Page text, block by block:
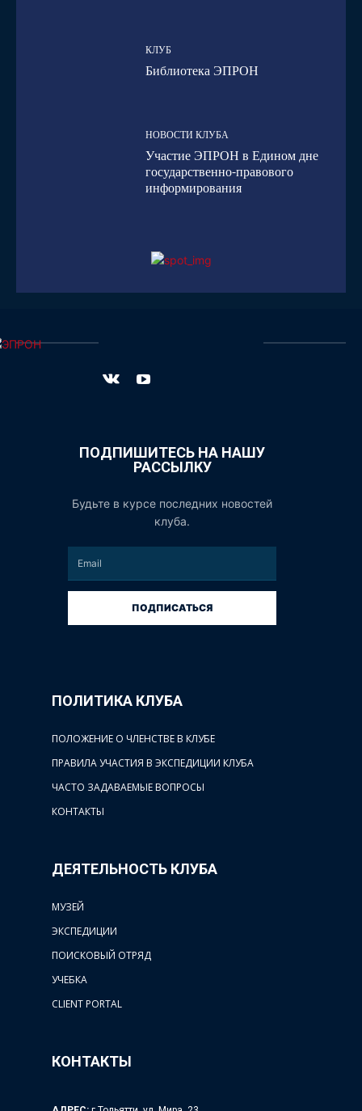
КЛУБ
Библиотека ЭПРОН
НОВОСТИ КЛУБА
Участие ЭПРОН в Едином дне
государственно-правового
информирования
ПОДПИШИТЕСЬ НА НАШУ
РАССЫЛКУ
Будьте в курсе последних новостей
клуба.
ПОДПИСАТЬСЯ
ПОЛИТИКА КЛУБА
ПОЛОЖЕНИЕ О ЧЛЕНСТВЕ В КЛУБЕ
ПРАВИЛА УЧАСТИЯ В ЭКСПЕДИЦИИ КЛУБА
ЧАСТО ЗАДАВАЕМЫЕ ВОПРОСЫ
КОНТАКТЫ
ДЕЯТЕЛЬНОСТЬ КЛУБА
МУЗЕЙ
ЭКСПЕДИЦИИ
ПОИСКОВЫЙ ОТРЯД
УЧЕБКА
CLIENT PORTAL
КОНТАКТЫ